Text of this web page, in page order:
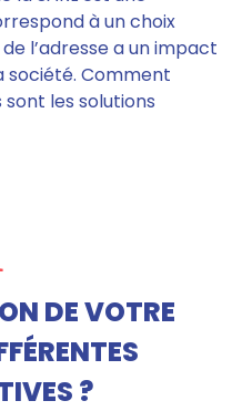
à un choix
l’adresse a un impact
société. Comment
sont les solutions
DE VOTRE
?